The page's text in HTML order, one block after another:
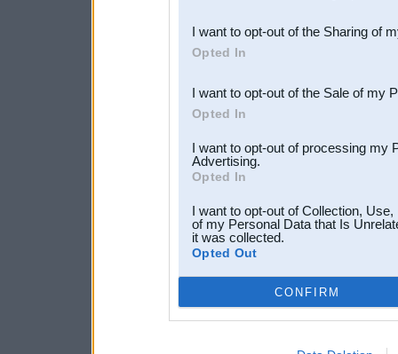
Downstream Participants
third parties.
I want to opt-out of the Sharing of
Opted In
I want to opt-out of the Sale of my
Opted In
I want to opt-out of processing my
Advertising.
Opted In
I want to opt-out of Collection,
of my Personal Data that Is
it was collected.
Opted Out
CONFIRM